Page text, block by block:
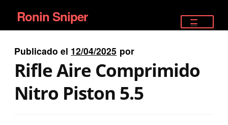
Ir
a
la
navegación
Ir
al
contenido
Ronin Sniper
EQUIPAMIENTO ÉLITE
PISTOLAS
Publicado el 12/04/2025 por
Rifle Aire Comprimido
Nitro Piston 5.5